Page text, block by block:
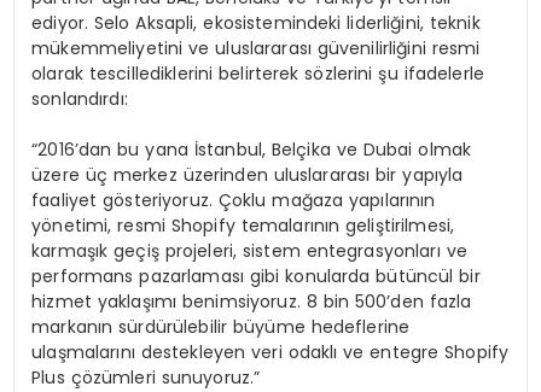
ediyor. Selo Aksapli, ekosistemindeki liderliğini, teknik
mükemmeliyetini ve uluslararası güvenilirliğini resmi
olarak tescillediklerini belirterek sözlerini şu ifadelerle
sonlandırdı:
“2016’dan bu yana İstanbul, Belçika ve Dubai olmak
üzere üç merkez üzerinden uluslararası bir yapıyla
faaliyet gösteriyoruz. Çoklu mağaza yapılarının
yönetimi, resmi Shopify temalarının geliştirilmesi,
karmaşık geçiş projeleri, sistem entegrasyonları ve
performans pazarlaması gibi konularda bütüncül bir
hizmet yaklaşımı benimsiyoruz. 8 bin 500’den fazla
markanın sürdürülebilir büyüme hedeflerine
ulaşmalarını destekleyen veri odaklı ve entegre Shopify
Plus çözümleri sunuyoruz.”